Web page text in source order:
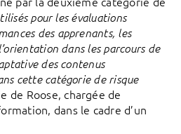
pour les évaluations
des apprenants, les
dans les parcours de
des contenus
cette catégorie de risque
de Roose, chargée de
dans le cadre d’un